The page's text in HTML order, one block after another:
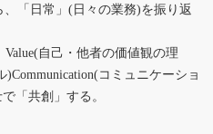
「日常」(日々の業務)を振り返
自己・他者の価値観の理
コミュニケーショ
「共創」する。